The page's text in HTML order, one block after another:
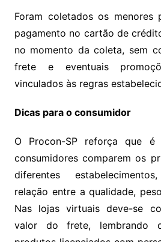
Foram coletados os menores
pagamento no cartão de
no momento da coleta, sem
frete e eventuais
vinculados às regras
Dicas para o consumidor
O Procon-SP reforça que
consumidores comparem os
diferentes
relação entre a qualidade,
Nas lojas virtuais deve-se
valor do frete, lembrando